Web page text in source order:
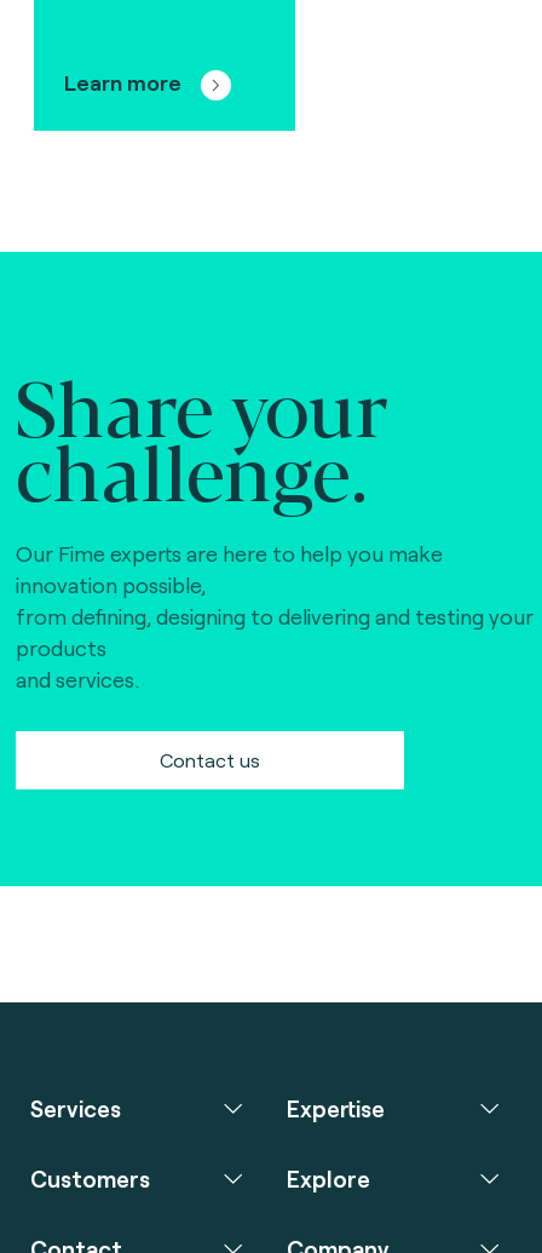
Learn more
Share your
challenge.
Our Fime experts are here to help you make
innovation possible,
from defining, designing to delivering and testing your
products
and services.
Contact us
Services Expertise
Customers Explore